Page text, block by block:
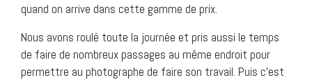
quand on arrive dans cette gamme de prix.
Nous avons roulé toute la journée et pris aussi le temps
de faire de nombreux passages au même endroit pour
permettre au photographe de faire son travail. Puis c’est